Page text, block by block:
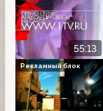
55:13
Рекламный блок